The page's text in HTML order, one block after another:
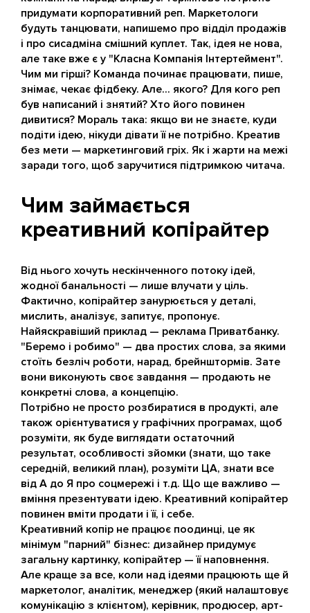
придумати корпоративний реп. Маркетологи
будуть танцювати, напишемо про відділ продажів
і про сисадміна смішний куплет. Так, ідея не нова,
але таке вже є у "Класна Компанія Інтертеймент".
Чим ми гірші? Команда починає працювати, пише,
знімає, чекає фідбеку. Але... якого? Для кого реп
був написаний і знятий? Хто його повинен
дивитися? Мораль така: якщо ви не знаєте, куди
подіти ідею, нікуди дівати її не потрібно. Креатив
без мети — маркетинговий гріх. Як і жарти на межі
заради того, щоб заручитися підтримкою читача.
Чим займається
креативний копірайтер
Від нього хочуть нескінченного потоку ідей,
жодної банальності — лише влучати у ціль.
Фактично, копірайтер занурюється у деталі,
мислить, аналізує, запитує, пропонує.
Найяскравіший приклад — реклама Приватбанку.
"Беремо і робимо" — два простих слова, за якими
стоїть безліч роботи, нарад, брейнштормів. Зате
вони виконують своє завдання — продають не
конкретні слова, а концепцію.
Потрібно не просто розбиратися в продукті, але
також орієнтуватися у графічних програмах, щоб
розуміти, як буде виглядати остаточний
результат, особливості зйомки (знати, що таке
середній, великий план), розуміти ЦА, знати все
від А до Я про соцмережі і т.д. Що ще важливо —
вміння презентувати ідею. Креативний копірайтер
повинен вміти продати і її, і себе.
Креативний копір не працює поодинці, це як
мінімум "парний" бізнес: дизайнер придумує
загальну картинку, копірайтер — її наповнення.
Але краще за все, коли над ідеями працюють ще й
маркетолог, аналітик, менеджер (який налаштовує
комунікацію з клієнтом), керівник, продюсер, арт-